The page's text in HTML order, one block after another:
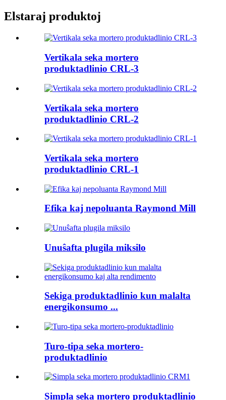
Elstaraj produktoj
Vertikala seka mortero
produktadlinio CRL-3
Vertikala seka mortero
produktadlinio CRL-2
Vertikala seka mortero
produktadlinio CRL-1
Efika kaj nepoluanta Raymond Mill
Unuŝafta plugila miksilo
Sekiga produktadlinio kun malalta
energikonsumo ...
Turo-tipa seka mortero-
produktadlinio
Simpla seka mortero produktadlinio